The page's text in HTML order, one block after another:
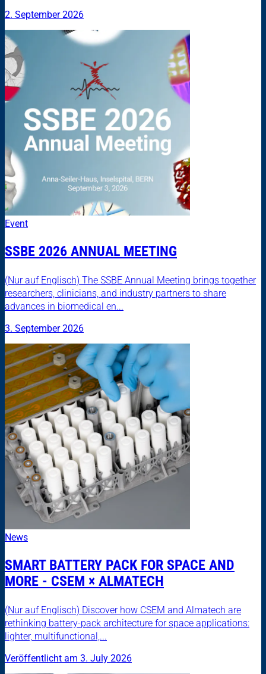
2. September 2026
Event
SSBE 2026 ANNUAL MEETING
(Nur auf Englisch) The SSBE Annual Meeting brings together
researchers, clinicians, and industry partners to share
advances in biomedical en...
3. September 2026
News
SMART BATTERY PACK FOR SPACE AND
MORE - CSEM × ALMATECH
(Nur auf Englisch) Discover how CSEM and Almatech are
rethinking battery-pack architecture for space applications:
lighter, multifunctional,...
Veröffentlicht am 3. July 2026